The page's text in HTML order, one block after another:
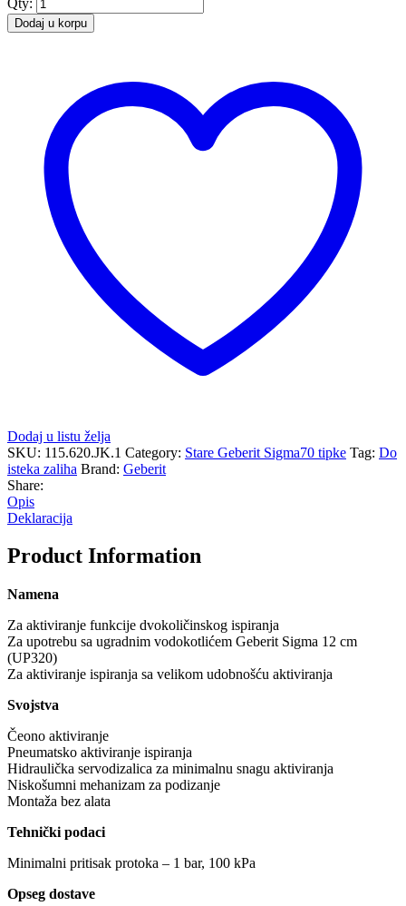
tipka
Sigma70,
ugradni
vodokotlić
Sigma
12
cm
količina
Dodaj u korpu
Dodaj u listu želja
SKU: 115.620.JK.1 Category: Stare Geberit Sigma70 tipke Tag: Do
isteka zaliha Brand: Geberit
Share:
Opis
Deklaracija
Product Information
Namena
Za aktiviranje funkcije dvokoličinskog ispiranja
Za upotrebu sa ugradnim vodokotlićem Geberit Sigma 12 cm
(UP320)
Za aktiviranje ispiranja sa velikom udobnošću aktiviranja
Svojstva
Čeono aktiviranje
Pneumatsko aktiviranje ispiranja
Hidraulička servodizalica za minimalnu snagu aktiviranja
Niskošumni mehanizam za podizanje
Montaža bez alata
Tehnički podaci
Minimalni pritisak protoka – 1 bar, 100 kPa
Opseg dostave